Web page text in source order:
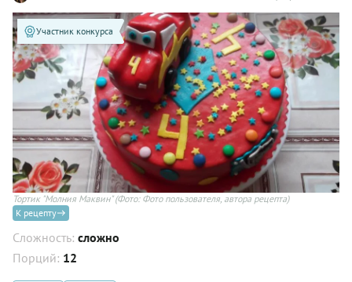
Участник конкурса
Тортик "Молния Маквин"(Фото: Фото пользователя, автора рецепта)
К рецепту
Сложность: сложно
Порций: 12